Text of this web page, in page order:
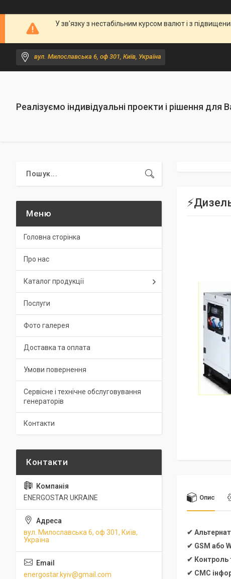
У зв'язку з нестабільним курсом валют і з
вул. Милославська 6, оф 301, Київ, Україна
Реалізуємо індивідуальні проекти і рішення для
Опис
✔
✔ GSM або
✔ Контроль
✔ СМС
Головна сторінка
Про нас
Каталог продукції
Послуги
Фото галерея
Доставка та оплата
Умови повернення
Сервісне і технічне обслуговування
генераторів
Контакти
ENERGOSTAR UKRAINE
вул. Милославська 6, оф 301, Київ,
Україна
energostar.kyiv@gmail.com